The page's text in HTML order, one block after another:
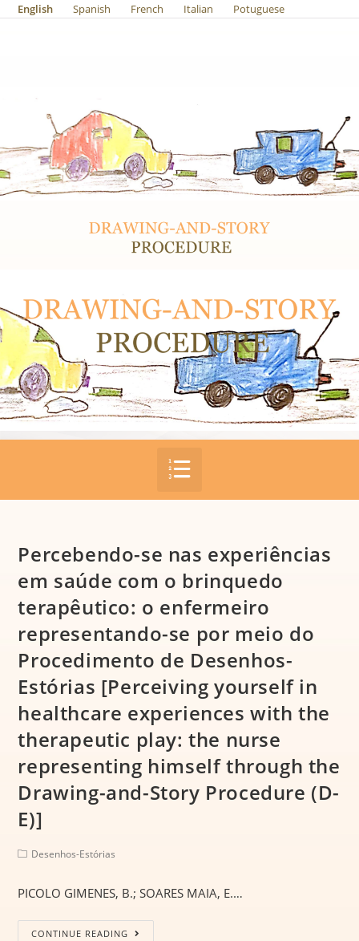
English Spanish French Italian Potuguese
Percebendo-se nas experiências
em saúde com o brinquedo
terapêutico: o enfermeiro
representando-se por meio do
Procedimento de Desenhos-
Estórias [Perceiving yourself in
healthcare experiences with the
therapeutic play: the nurse
representing himself through the
Drawing-and-Story Procedure (D-
E)]
Desenhos-Estórias
PICOLO GIMENES, B.; SOARES MAIA, E.…
CONTINUE READING